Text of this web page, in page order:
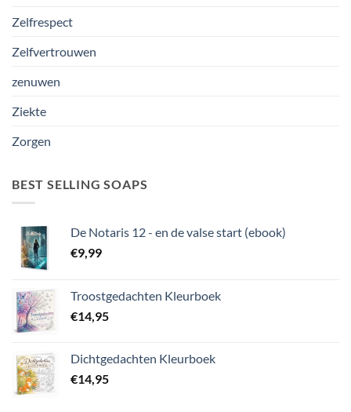
Zelfrespect
Zelfvertrouwen
zenuwen
Ziekte
Zorgen
BEST SELLING SOAPS
De Notaris 12 - en de valse start (ebook)
€9,99
Troostgedachten Kleurboek
€14,95
Dichtgedachten Kleurboek
€14,95